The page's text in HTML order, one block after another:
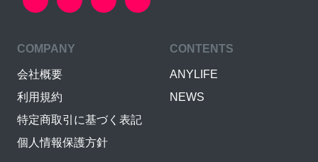
COMPANY
会社概要
利用規約
特定商取引に基づく表記
個人情報保護方針
CONTENTS
ANYLIFE
NEWS